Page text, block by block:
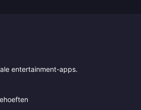
entertainment-apps.